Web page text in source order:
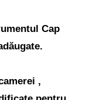
Cap
,